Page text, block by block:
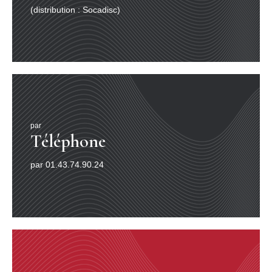
du son. Les moyens tels que les radios et les télévisions
mais aussi des lieux tels que supermarchés ou
l’intérieur des automobiles sont les objets
d’environnements sonores : la musique est
omniprésente. Les gens se promènent en pleine
campagne, walkman et ipod dans les mains, écouteurs
sur les oreilles, sans penser un seul instant à cette
invention prodigieuse qu’est la fixation du son sur un
support en vue de sa reproduction ! Invention
prodigieuse, il faut le dire, car il y’a deux cents ans, qui
aurait pu imaginer arriver à fixer des sons à l’intérieur
même d’un support plastifié ? Comment même imaginer
dématérialiser la captation sonore par le biais d’ondes
radiophoniques et plus tard dans des formats tels que
les Wave ou les MP3 ? Invention prodigieuse car tout
comme l’homme imagina un jour un appareil volant au-
dessus de nos têtes, diffuser et rediffuser du son, était
un vieux mythe telle une pierre philosophale qui aurait
pouvoir les relâcher. Nous vivons donc chaque jour
avec cette invention devenue banale sans y prêter
attention. Loin de ses rudiments, l’enregistrement
sonore s’est développé de manière spectaculaire,
par
Téléphone
par 01.43.74.90.24
(distribution : Socadisc)